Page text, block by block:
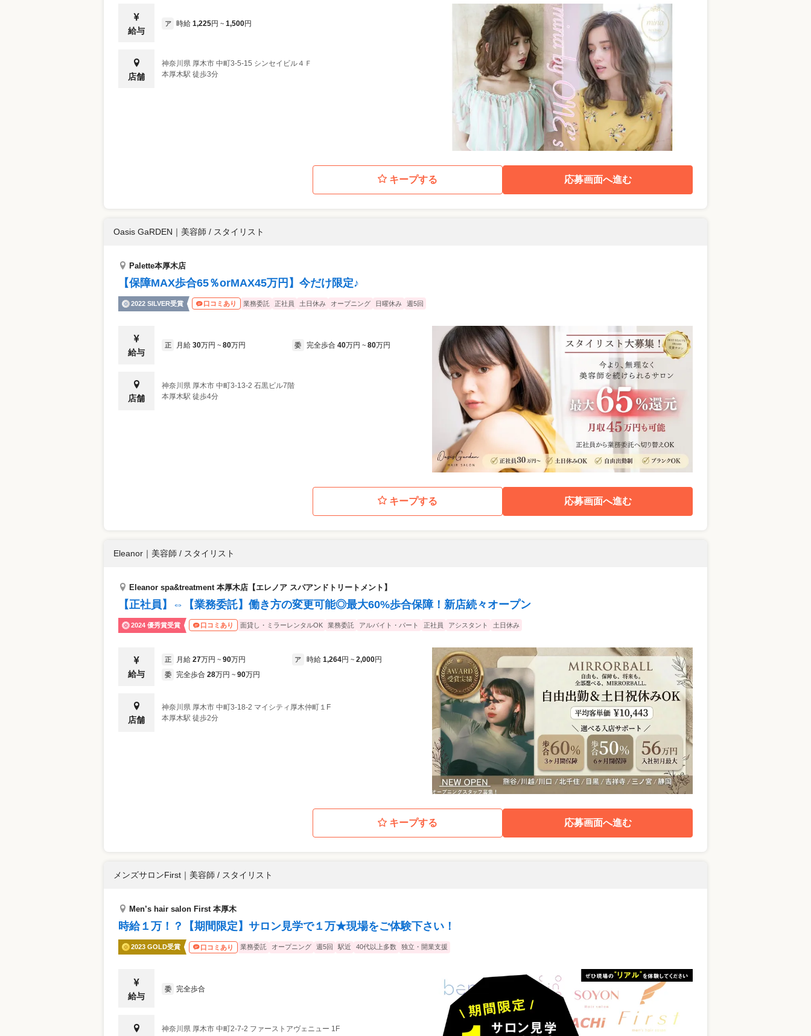
給与
ア 時給 1,225円 ~ 1,500円
店舗
神奈川県 厚木市 中町3-5-15 シンセイビル４Ｆ
本厚木駅 徒歩3分
キープする 応募画面へ進む
Oasis GaRDEN ｜ 美容師 / スタイリスト
Palette本厚木店
【保障MAX歩合65％orMAX45万円】今だけ限定♪
2022 SILVER受賞 口コミあり 業務委託 正社員 土日休み オープニング 日曜休み 週5回
給与
正 月給 30万円 ~ 80万円 委 完全歩合 40万円 ~ 80万円
店舗
神奈川県 厚木市 中町3-13-2 石黒ビル7階
本厚木駅 徒歩4分
キープする 応募画面へ進む
Eleanor ｜ 美容師 / スタイリスト
Eleanor spa&treatment 本厚木店【エレノア スパアンドトリートメント】
【正社員】⇔【業務委託】働き方の変更可能◎最大60%歩合保障！新店続々オープン
2024 優秀賞受賞 口コミあり 面貸し・ミラーレンタルOK 業務委託 アルバイト・パート 正社員 アシスタント 土日休み
給与
正 月給 27万円 ~ 90万円 ア 時給 1,264円 ~ 2,000円
委 完全歩合 28万円 ~ 90万円
店舗
神奈川県 厚木市 中町3-18-2 マイシティ厚木仲町１F
本厚木駅 徒歩2分
キープする 応募画面へ進む
メンズサロンFirst ｜ 美容師 / スタイリスト
Men’s hair salon First 本厚木
時給１万！？【期間限定】サロン見学で１万★現場をご体験下さい！
2023 GOLD受賞 口コミあり 業務委託 オープニング 週5回 駅近 40代以上多数 独立・開業支援
給与
委 完全歩合
神奈川県 厚木市 中町2-7-2 ファーストアヴェニュー 1F